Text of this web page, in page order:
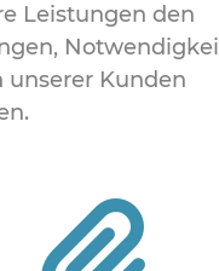
Leistungen den
unserer Kunden